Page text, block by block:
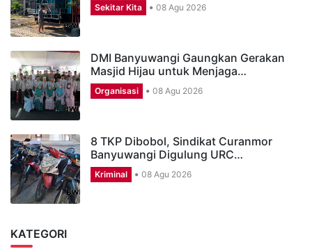
Sekitar Kita 08 Agu 2026
DMI Banyuwangi Gaungkan Gerakan
Masjid Hijau untuk Menjaga…
Organisasi 08 Agu 2026
8 TKP Dibobol, Sindikat Curanmor
Banyuwangi Digulung URC…
Kriminal 08 Agu 2026
KATEGORI